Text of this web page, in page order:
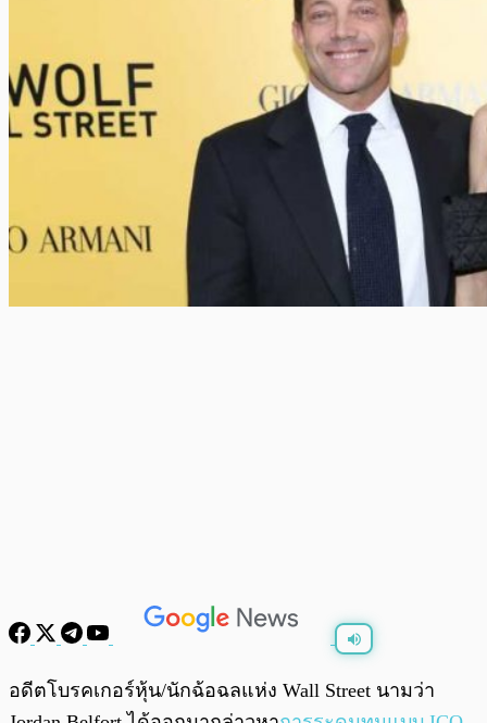
0:00
อดีตโบรคเกอร์หุ้น/นักฉ้อฉลแห่ง Wall Street นามว่า